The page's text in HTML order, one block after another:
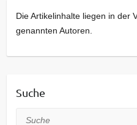
Die Artikelinhalte liegen in der
genannten Autoren.
Suche
Suche